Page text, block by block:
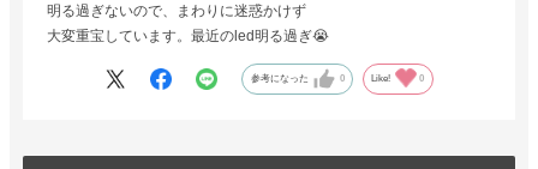
明る過ぎないので、まわりに迷惑かけず
大変重宝しています。最近のled明る過ぎ😭
参考になった 0 Like! 0